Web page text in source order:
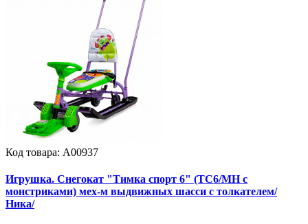
Код товара: А00937
Игрушка. Снегокат "Тимка спорт 6" (ТС6/МН с
монстриками) мех-м выдвижных шасси с толкателем/
Ника/